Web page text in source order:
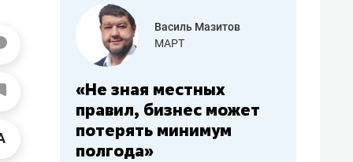
работа
Василь Мазитов
МАРТ
«Не зная местных
правил, бизнес может
потерять минимум
полгода»